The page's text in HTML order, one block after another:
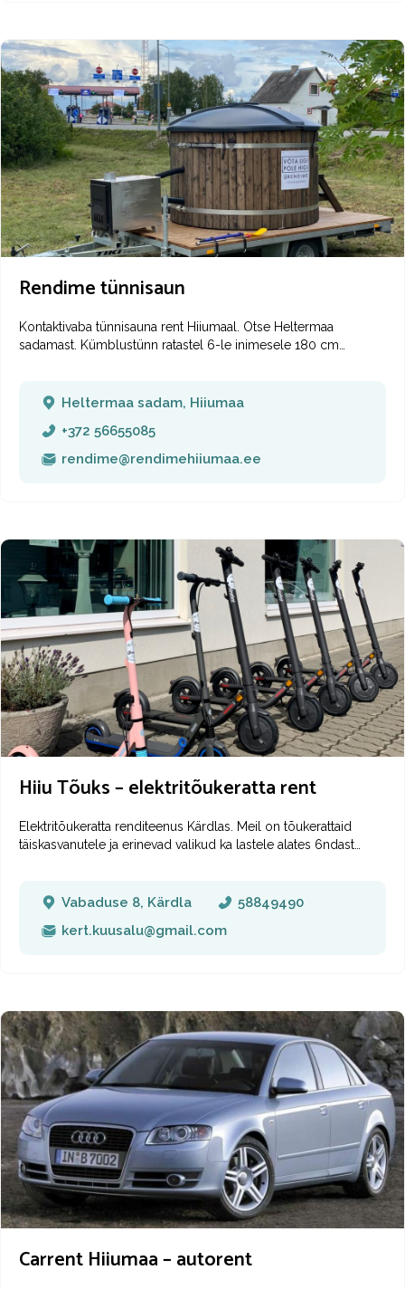
ka seminaritehnika: ekraan, dataprojektor, pabertahvel.
Külalistemaja õueala moodustab suur Orjaku Mõisapark ja
suveterass, kus saab korraldada väliüritusi/koolitusi.
Rendime tünnisaun
Kontaktivaba tünnisauna rent Hiiumaal. Otse Heltermaa
sadamast. Kümblustünn ratastel 6-le inimesele 180 cm
Heltermaa sadam, Hiiumaa
+372 56655085
rendime@rendimehiiumaa.ee
Hiiu Tõuks – elektritõukeratta rent
Elektritõukeratta renditeenus Kärdlas. Meil on tõukerattaid
täiskasvanutele ja erinevad valikud ka lastele alates 6ndast
Pikema rendiperioodi saame kokkuleppel vormistada. Renti
Vabaduse 8, Kärdla
58849490
kert.kuusalu@gmail.com
Carrent Hiiumaa – autorent